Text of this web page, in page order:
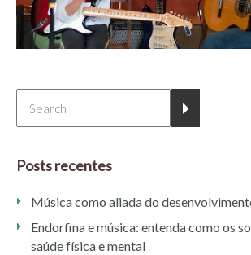
Posts recentes
Música como aliada do
Endorfina e música: entenda como os
saúde física e mental